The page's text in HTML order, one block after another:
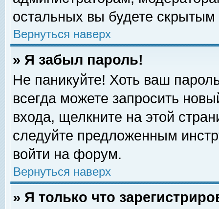
остальных вы будете скрытым
Вернуться наверх
» Я забыл пароль!
Не паникуйте! Хоть ваш
всегда можете запросить
входа, щелкните на этой
следуйте предложенным
войти на форум.
Вернуться наверх
» Я только что